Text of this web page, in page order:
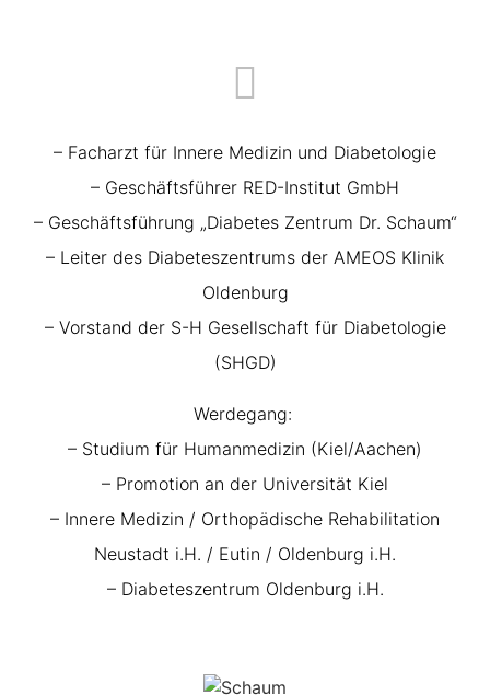
– Facharzt für Innere Medizin und Diabetologie
– Geschäftsführer RED-Institut GmbH
– Geschäftsführung „Diabetes Zentrum Dr. Schaum“
– Leiter des Diabeteszentrums der AMEOS Klinik
Oldenburg
– Vorstand der S-H Gesellschaft für Diabetologie
(SHGD)
Werdegang:
– Studium für Humanmedizin (Kiel/Aachen)
– Promotion an der Universität Kiel
– Innere Medizin / Orthopädische Rehabilitation
Neustadt i.H. / Eutin / Oldenburg i.H.
– Diabeteszentrum Oldenburg i.H.